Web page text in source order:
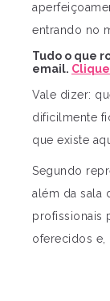
entrando no
Tudo o que
email.
Vale dizer:
dificilmente
que existe
Segundo
além da sala
profissionais
oferecidos e,